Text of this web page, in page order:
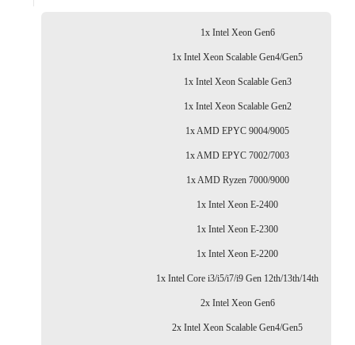
1x Intel Xeon Gen6
1x Intel Xeon Scalable Gen4/Gen5
1x Intel Xeon Scalable Gen3
1x Intel Xeon Scalable Gen2
1x AMD EPYC 9004/9005
1x AMD EPYC 7002/7003
1x AMD Ryzen 7000/9000
1x Intel Xeon E-2400
1x Intel Xeon E-2300
1x Intel Xeon E-2200
1x Intel Core i3/i5/i7/i9 Gen 12th/13th/14th
2x Intel Xeon Gen6
2x Intel Xeon Scalable Gen4/Gen5